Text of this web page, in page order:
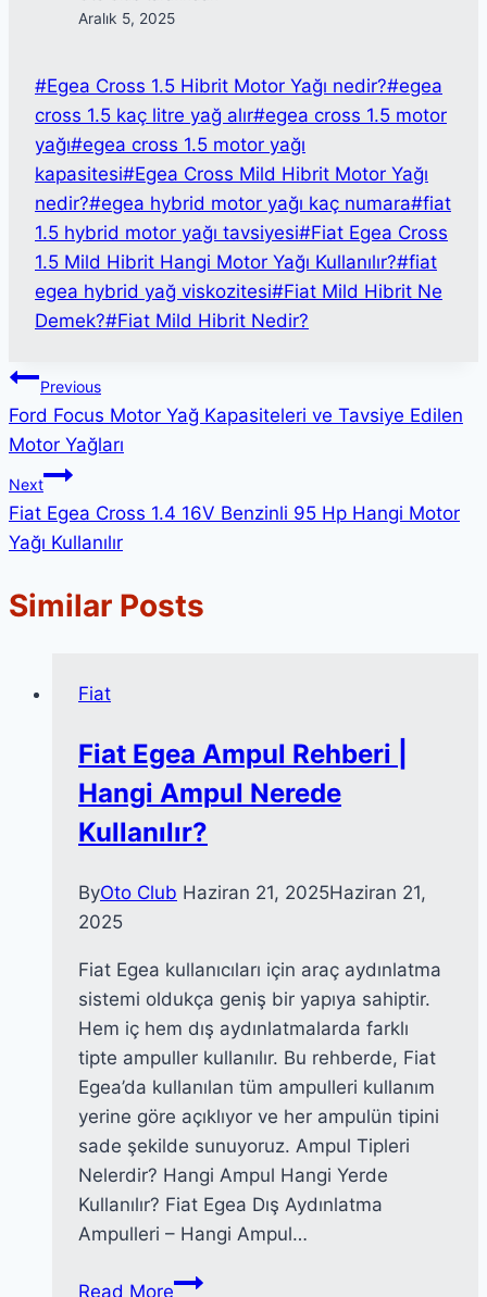
Aralık 5, 2025
Post
Tags:
#Egea Cross 1.5 Hibrit Motor Yağı nedir?#egea
cross 1.5 kaç litre yağ alır#egea cross 1.5 motor
yağı#egea cross 1.5 motor yağı
kapasitesi#Egea Cross Mild Hibrit Motor Yağı
nedir?#egea hybrid motor yağı kaç numara#fiat
1.5 hybrid motor yağı tavsiyesi#Fiat Egea Cross
1.5 Mild Hibrit Hangi Motor Yağı Kullanılır?#fiat
egea hybrid yağ viskozitesi#Fiat Mild Hibrit Ne
Demek?#Fiat Mild Hibrit Nedir?
Yazı
gezinmesi
Previous
Ford Focus Motor Yağ Kapasiteleri ve Tavsiye Edilen
Motor Yağları
Next
Fiat Egea Cross 1.4 16V Benzinli 95 Hp Hangi Motor
Yağı Kullanılır
Similar Posts
Fiat
Fiat Egea Ampul Rehberi |
Hangi Ampul Nerede
Kullanılır?
ByOto Club Haziran 21, 2025Haziran 21,
2025
Fiat Egea kullanıcıları için araç aydınlatma
sistemi oldukça geniş bir yapıya sahiptir.
Hem iç hem dış aydınlatmalarda farklı
tipte ampuller kullanılır. Bu rehberde, Fiat
Egea’da kullanılan tüm ampulleri kullanım
yerine göre açıklıyor ve her ampulün tipini
sade şekilde sunuyoruz. Ampul Tipleri
Nelerdir? Hangi Ampul Hangi Yerde
Kullanılır? Fiat Egea Dış Aydınlatma
Ampulleri – Hangi Ampul…
Read MoreFiat